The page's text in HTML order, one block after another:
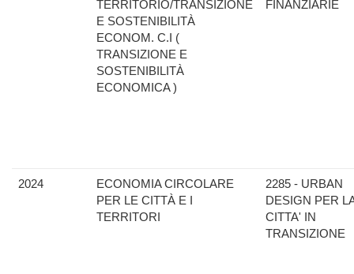
TERRITORIO/TRANSIZIONE
E SOSTENIBILITÀ
ECONOM. C.I (
TRANSIZIONE E
SOSTENIBILITÀ
ECONOMICA )
FINANZIARIE
2024
ECONOMIA CIRCOLARE
PER LE CITTÀ E I
TERRITORI
2285 - URBAN
DESIGN PER
CITTA' IN
TRANSIZIONE